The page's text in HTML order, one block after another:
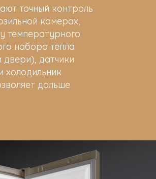
точный контроль
камерах,
температурного
набора тепла
датчики
холодильник
дольше